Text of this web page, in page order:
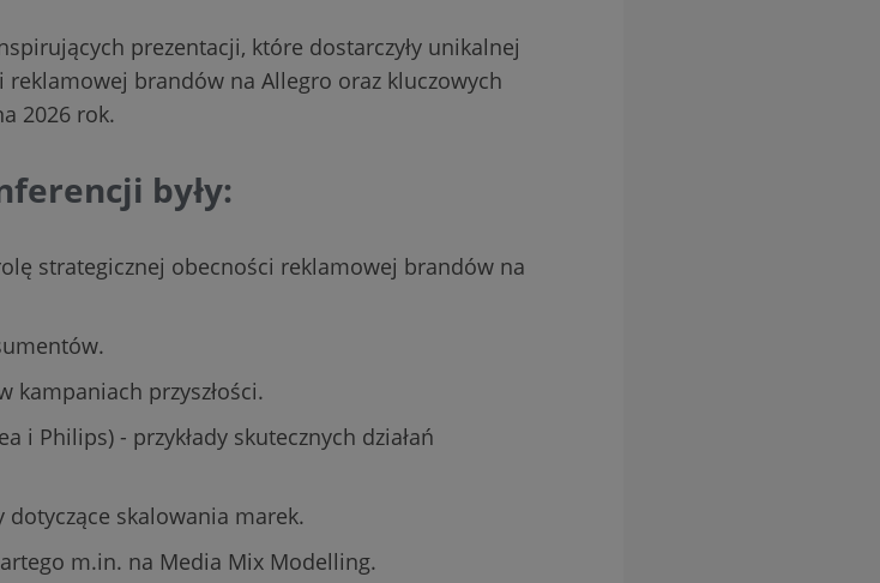
prezentacji, które dostarczyły unikalnej
brandów na Allegro oraz kluczowych
2026 rok.
były:
strategicznej obecności reklamowej brandów na
kampaniach przyszłości.
i Philips) - przykłady skutecznych działań
skalowania marek.
m.in. na Media Mix Modelling.